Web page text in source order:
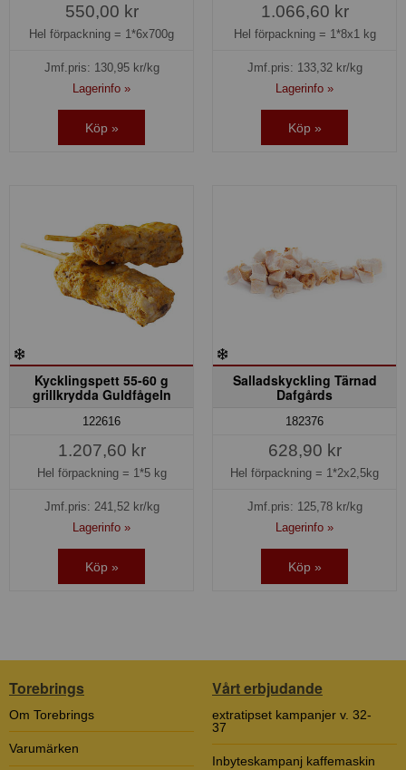
550,00 kr
Hel förpackning = 1*6x700g
Jmf.pris: 130,95kr/kg
Lagerinfo »
Köp »
1.066,60 kr
Hel förpackning = 1*8x1 kg
Jmf.pris: 133,32kr/kg
Lagerinfo »
Köp »
Kycklingspett 55-60 g
grillkrydda Guldfågeln
122616
1.207,60 kr
Hel förpackning = 1*5 kg
Jmf.pris: 241,52kr/kg
Lagerinfo »
Köp »
Salladskyckling Tärnad
Dafgårds
182376
628,90 kr
Hel förpackning = 1*2x2,5kg
Jmf.pris: 125,78kr/kg
Lagerinfo »
Köp »
Torebrings
Om Torebrings
Varumärken
Vårt erbjudande
extratipset kampanjer v. 32-
37
Inbyteskampanj kaffemaskin